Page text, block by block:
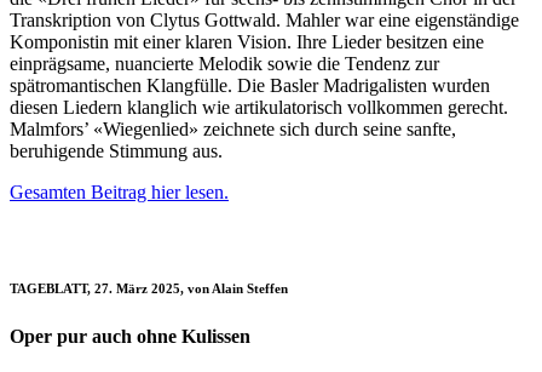
Transkription von Clytus Gottwald. Mahler war eine eigenständige
Komponistin mit einer klaren Vision. Ihre Lieder besitzen eine
einprägsame, nuancierte Melodik sowie die Tendenz zur
spätromantischen Klangfülle. Die Basler Madrigalisten wurden
diesen Liedern klanglich wie artikulatorisch vollkommen gerecht.
Malmfors’ «Wiegenlied» zeichnete sich durch seine sanfte,
beruhigende Stimmung aus.
Gesamten Beitrag hier lesen.
TAGEBLATT, 27. März 2025, von Alain Steffen
Oper pur auch ohne Kulissen